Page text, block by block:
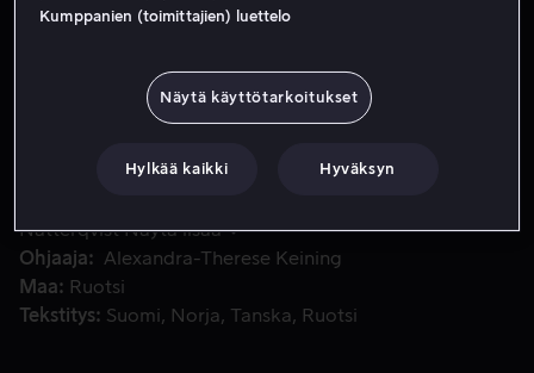
Onnellisen nuorenparin hääsuunnitelmat kariutuvat, kun
Onnellisen nuorenparin hääsuunnitelmat kariutuvat, kun
Kolmekymppinen Mia on isänsä kihlajaisissa sulhasensa
Timin kanssa ja kohtaa Fridan, tulevan siskopuolensa.
Liv Mjönes Ruth Vega Fernandez
Nätterqvist Näytä lisää
Ohjaaja
Alexandra-Therese Keining
Maa
Ruotsi
Tekstitys
Suomi Norja Tanska Ruotsi
Kumppanien (toimittajien) luettelo
Näytä käyttötarkoitukset
Hylkää kaikki Hyväksyn